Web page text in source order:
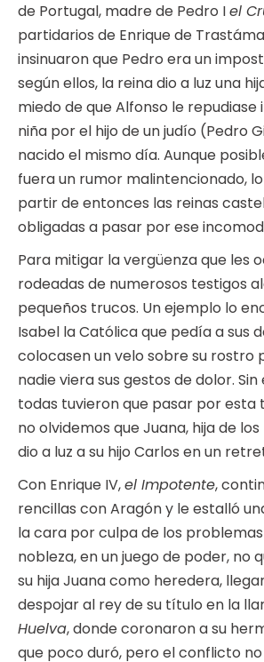
de Portugal, madre de Pedro Iel
partidarios de Enrique de
insinuaron que Pedro era un
según ellos, la reina dio a luz una
miedo de que Alfonso le
niña por el hijo de un judío (Pedro
nacido el mismo día. Aunque
fuera un rumor malintencionado,
partir de entonces las reinas
obligadas a pasar por ese
Para mitigar la vergüenza que les
rodeadas de numerosos testigos
pequeños trucos. Un ejemplo lo
Isabel la Católica que pedía a sus
colocasen un velo sobre su rostro
nadie viera sus gestos de dolor.
todas tuvieron que pasar por esta
no olvidemos que Juana, hija de
dio a luz a su hijo Carlos en un
Con Enrique IV,el Impotente,
rencillas con Aragón y le estalló
la cara por culpa de los problemas
nobleza, en un juego de poder, no
su hija Juana como heredera,
despojar al rey de su título en la
Huelva, donde coronaron a su
que poco duró, pero el conflicto